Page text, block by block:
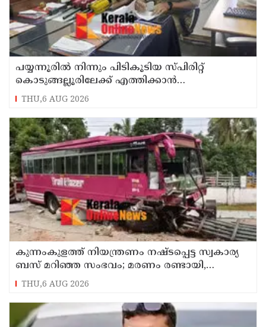
പയ്യന്നൂരിൽ നിന്നും പിടികൂടിയ സ്പിരിറ്റ്
കൊടുങ്ങല്ലൂരിലേക്ക് എത്തിക്കാൻ
പദ്ധതിയിട്ടുവെന്ന് എക്സൈസ് ഡെപ്യൂട്ടി
കമ്മിഷണർ
THU,6 AUG 2026
കുന്നംകുളത്ത് നിയന്ത്രണം നഷ്ടപ്പെട്ട സ്വകാര്യ
ബസ് മറിഞ്ഞ സംഭവം; മരണം രണ്ടായി,
എട്ടുപേർക്ക് പരിക്ക്
THU,6 AUG 2026